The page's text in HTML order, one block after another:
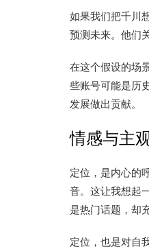
如果我们把千川
预测未来。他们
在这个假设的场
些账号可能是历
发展做出贡献。
情感与主
定位，是内心的
音。这让我想起
是热门话题，却
定位，也是对自